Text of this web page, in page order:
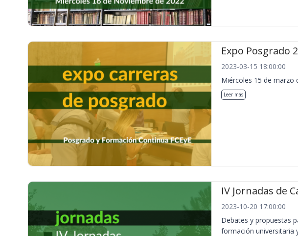
Expo Posgrado
2023-03-15 18:00:00
Miércoles 15 de marzo
Leer más
IV Jornadas de
2023-10-20 17:00:00
Debates y propuestas
formación universitaria